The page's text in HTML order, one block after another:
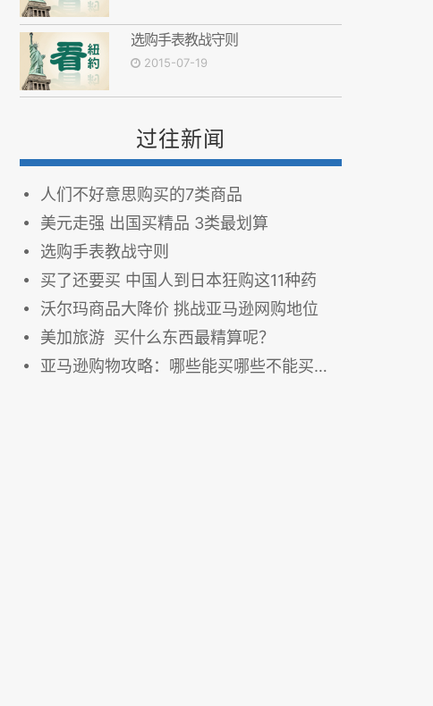
选购手表教战守则
2015-07-19
过往新闻
人们不好意思购买的7类商品
美元走强 出国买精品 3类最划算
选购手表教战守则
买了还要买 中国人到日本狂购这11种药
沃尔玛商品大降价 挑战亚马逊网购地位
美加旅游 买什么东西最精算呢？
亚马逊购物攻略：哪些能买哪些不能买？（图）